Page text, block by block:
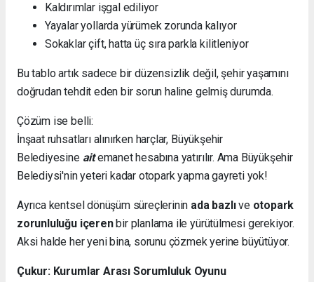
Kaldırımlar işgal ediliyor
Yayalar yollarda yürümek zorunda kalıyor
Sokaklar çift, hatta üç sıra parkla kilitleniyor
Bu tablo artık sadece bir düzensizlik değil, şehir yaşamını
doğrudan tehdit eden bir sorun haline gelmiş durumda.
Çözüm ise belli:
İnşaat ruhsatları alınırken harçlar, Büyükşehir
Belediyesine aitemanet hesabına yatırılır. Ama Büyükşehir
Belediysi'nin yeteri kadar otopark yapma gayreti yok!
Ayrıca kentsel dönüşüm süreçlerinin ada bazlıve otopark
zorunluluğu içerenbir planlama ile yürütülmesi gerekiyor.
Aksi halde her yeni bina, sorunu çözmek yerine büyütüyor.
Çukur: Kurumlar Arası Sorumluluk Oyunu